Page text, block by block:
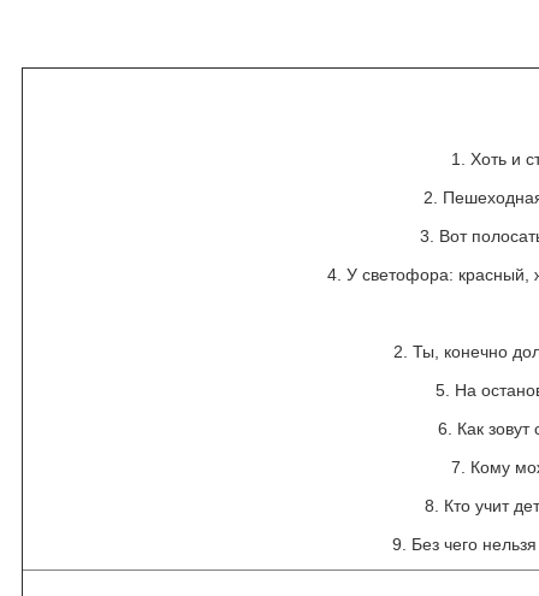
1. Хоть и
2.
3. Вот
4. У светофора: красный,
2. Ты, конечно
5. На
6. Как
7. Кому
8. Кто учит
9. Без чего